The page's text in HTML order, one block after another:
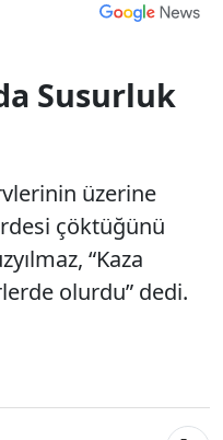
Susurluk
üzerine
çöktüğünü
“Kaza
olurdu” dedi.